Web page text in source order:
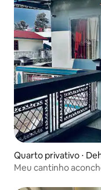
Quarto privativo ⋅
Meu cantinho